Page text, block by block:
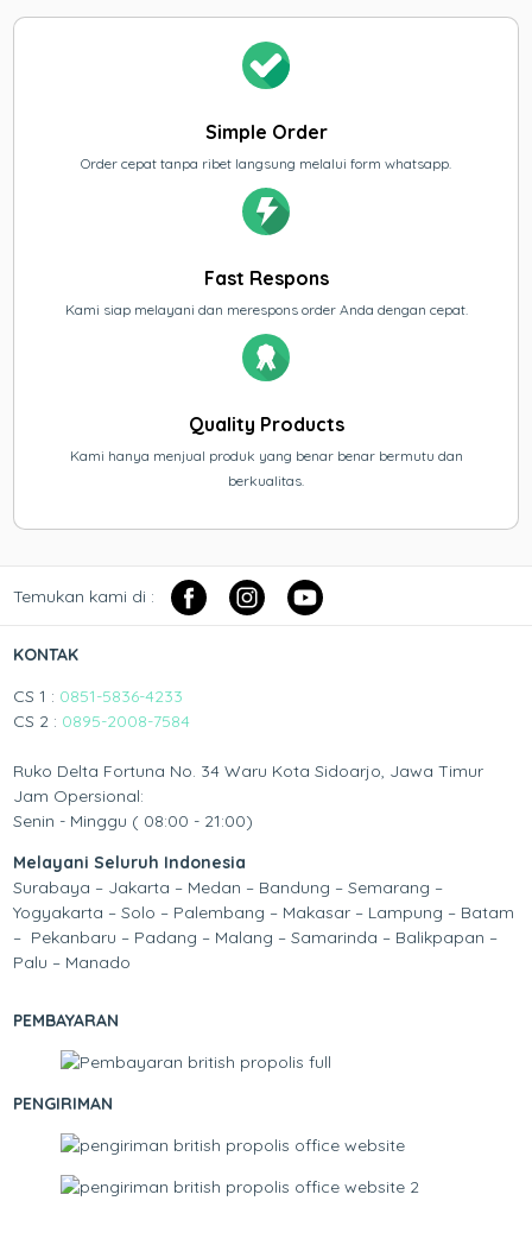
Simple Order
Order cepat tanpa ribet langsung melalui form whatsapp.
Fast Respons
Kami siap melayani dan merespons order Anda dengan cepat.
Quality Products
Kami hanya menjual produk yang benar benar bermutu dan
berkualitas.
Temukan kami di :
KONTAK
CS 1 : 0851-5836-4233
CS 2 : 0895-2008-7584
Ruko Delta Fortuna No. 34 Waru Kota Sidoarjo, Jawa Timur
Jam Opersional:
Senin - Minggu ( 08:00 - 21:00)
Melayani Seluruh Indonesia
Surabaya – Jakarta – Medan – Bandung – Semarang –
Yogyakarta – Solo – Palembang – Makasar – Lampung – Batam
– Pekanbaru – Padang – Malang – Samarinda – Balikpapan –
Palu – Manado
PEMBAYARAN
PENGIRIMAN